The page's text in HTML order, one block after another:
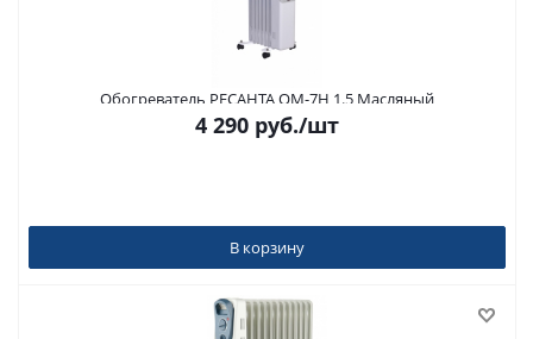
Обогреватель РЕСАНТА ОМ-7Н 1.5 Масляный
4 290 руб./шт
В корзину